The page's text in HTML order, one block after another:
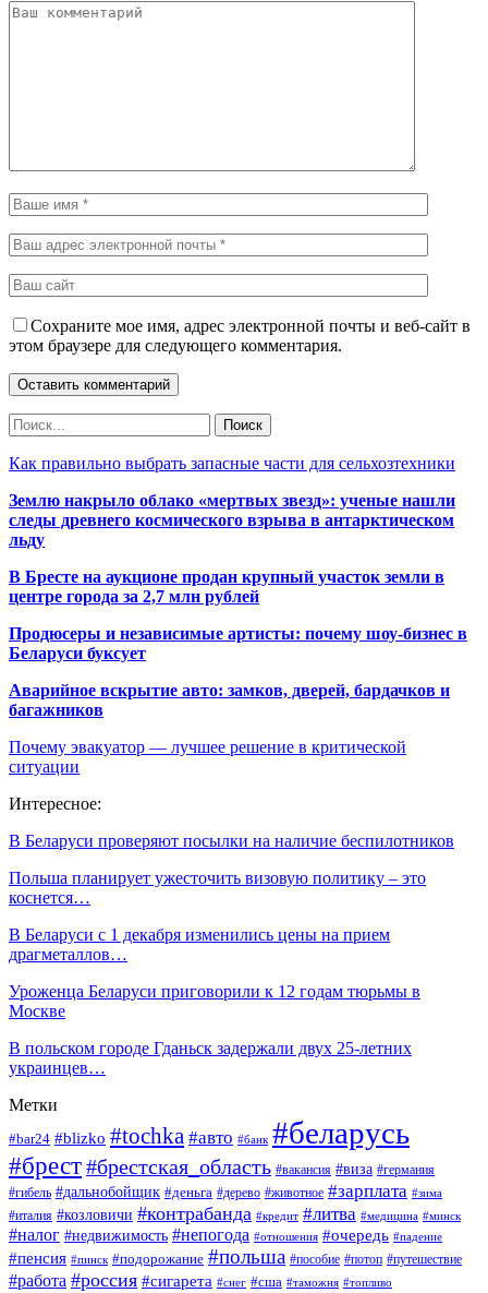
Сохраните мое имя, адрес электронной почты и веб-сайт в
этом браузере для следующего комментария.
Как правильно выбрать запасные части для сельхозтехники
Землю накрыло облако «мертвых звезд»: ученые нашли
следы древнего космического взрыва в антарктическом
льду
В Бресте на аукционе продан крупный участок земли в
центре города за 2,7 млн рублей
Продюсеры и независимые артисты: почему шоу-бизнес в
Беларуси буксует
Аварийное вскрытие авто: замков, дверей, бардачков и
багажников
Почему эвакуатор — лучшее решение в критической
ситуации
Интересное:
В Беларуси проверяют посылки на наличие беспилотников
Польша планирует ужесточить визовую политику – это
коснется…
В Беларуси с 1 декабря изменились цены на прием
драгметаллов…
Уроженца Беларуси приговорили к 12 годам тюрьмы в
Москве
В польском городе Гданьск задержали двух 25-летних
украинцев…
Метки
#bar24 #blizko #tochka #авто #банк #беларусь
#брест#брестская_область #вакансия #виза #германия
#гибель #дальнобойщик #деньга #дерево #животное #зарплата #зима
#италия #козловичи #контрабанда #кредит #литва #медицина #минск
#налог #недвижимость #непогода #отношения #очередь #падение
#пенсия #пинск #подорожание #польша #пособие #потоп #путешествие
#работа #россия #сигарета #снег #сша #таможня #топливо